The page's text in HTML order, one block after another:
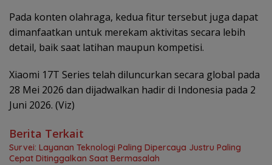
Pada konten olahraga, kedua fitur tersebut juga dapat
dimanfaatkan untuk merekam aktivitas secara lebih
detail, baik saat latihan maupun kompetisi.
Xiaomi 17T Series telah diluncurkan secara global pada
28 Mei 2026 dan dijadwalkan hadir di Indonesia pada 2
Juni 2026. (Viz)
Berita Terkait
Survei: Layanan Teknologi Paling Dipercaya Justru Paling
Cepat Ditinggalkan Saat Bermasalah